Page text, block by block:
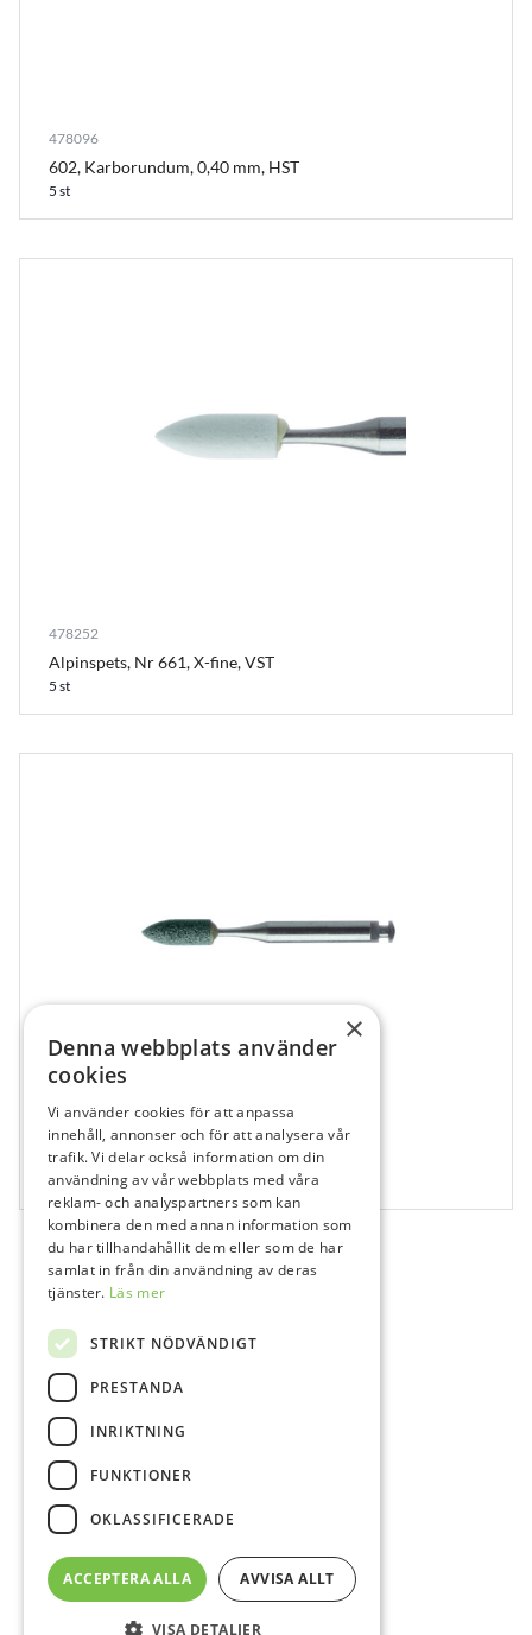
478096
602, Karborundum, 0,40 mm, HST
5 st
478252
Alpinspets, Nr 661, X-fine, VST
5 st
478080
661, Karborundum, 0,25 mm, VST
5 st
×
Denna webbplats använder
cookies
Vi använder cookies för att anpassa
innehåll, annonser och för att analysera vår
trafik. Vi delar också information om din
användning av vår webbplats med våra
reklam- och analyspartners som kan
kombinera den med annan information som
du har tillhandahållit dem eller som de har
samlat in från din användning av deras
tjänster. Läs mer
STRIKT NÖDVÄNDIGT
PRESTANDA
INRIKTNING
FUNKTIONER
OKLASSIFICERADE
ACCEPTERA ALLA AVVISA ALLT
VISA DETALJER